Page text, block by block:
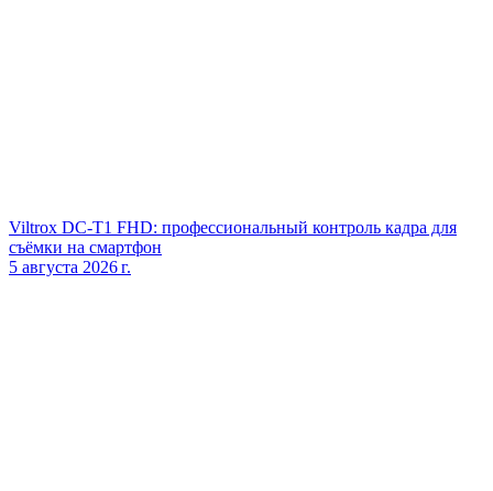
Viltrox DC‑T1 FHD: профессиональный контроль кадра для
съёмки на смартфон
5 августа 2026 г.